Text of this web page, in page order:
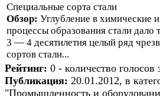
Специальные сорта стали
Обзор: Углубление в химические
процессы образования стали дало
3 — 4 десятилетия целый ряд
сортов стали...
Рейтинг: 0 - количество голосов
Публикация: 20.01.2012, в
"Промышленность и